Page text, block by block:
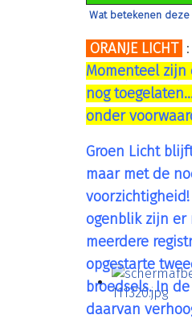
Wat betekenen deze
ORANJE LICHT :
Momenteel zijn
nog
onder
Groen Licht
maar met de
ogenblik zijn er
meerdere
opgestarte
broedsels. In
daarvan